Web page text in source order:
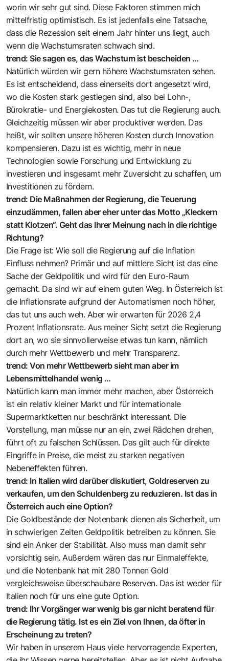
worin wir sehr gut sind. Diese Faktoren stimmen mich
mittelfristig optimistisch. Es ist jedenfalls eine Tatsache,
dass die Rezession seit einem Jahr hinter uns liegt, auch
wenn die Wachstumsraten schwach sind.
trend: Sie sagen es, das Wachstum ist bescheiden …
Natürlich würden wir gern höhere Wachstumsraten sehen.
Es ist entscheidend, dass einerseits dort angesetzt wird,
wo die Kosten stark gestiegen sind, also bei Lohn-,
Bürokratie- und Energiekosten. Das tut die Regierung auch.
Gleichzeitig müssen wir aber produktiver werden. Das
heißt, wir sollten unsere höheren Kosten durch Innovation
kompensieren. Dazu ist es wichtig, mehr in neue
Technologien sowie Forschung und Entwicklung zu
investieren und insgesamt mehr Zuversicht zu schaffen, um
Investitionen zu fördern.
trend: Die Maßnahmen der Regierung, die Teuerung
einzudämmen, fallen aber eher unter das Motto „Kleckern
statt Klotzen“. Geht das Ihrer Meinung nach in die richtige
Richtung?
Die Frage ist: Wie soll die Regierung auf die Inflation
Einfluss nehmen? Primär und auf mittlere Sicht ist das eine
Sache der Geldpolitik und wird für den Euro-Raum
gemacht. Da sind wir auf einem guten Weg. In Österreich ist
die Inflationsrate aufgrund der Automatismen noch höher,
das tut uns auch weh. Aber wir erwarten für 2026 2,4
Prozent Inflationsrate. Aus meiner Sicht setzt die Regierung
dort an, wo sie sinnvollerweise etwas tun kann, nämlich
durch mehr Wettbewerb und mehr Transparenz.
trend: Von mehr Wettbewerb sieht man aber im
Lebensmittelhandel wenig …
Natürlich kann man immer mehr machen, aber Österreich
ist ein relativ kleiner Markt und für internationale
Supermarktketten nur beschränkt interessant. Die
Vorstellung, man müsse nur an ein, zwei Rädchen drehen,
führt oft zu falschen Schlüssen. Das gilt auch für direkte
Eingriffe in Preise, die meist zu starken negativen
Nebeneffekten führen. ­
trend: In Italien wird darüber diskutiert, Goldreserven zu
verkaufen, um den Schuldenberg zu reduzieren. Ist das in
Österreich auch eine Option?
Die Goldbestände der Notenbank dienen als Sicherheit, um
in schwierigen Zeiten Geldpolitik betreiben zu können. Sie
sind ein Anker der Stabilität. Also muss man damit sehr
vorsichtig sein. Außerdem wären das nur Einmaleffekte,
und die Notenbank hat mit 280 Tonnen Gold
vergleichsweise überschaubare Reserven. Das ist weder für
Italien noch für uns eine gute Option.
trend: Ihr Vorgänger war wenig bis gar nicht beratend für
die Regierung tätig. Ist es ein Ziel von Ihnen, da öfter in
Erscheinung zu treten?
Wir haben in unserem Haus viele hervorragende Experten,